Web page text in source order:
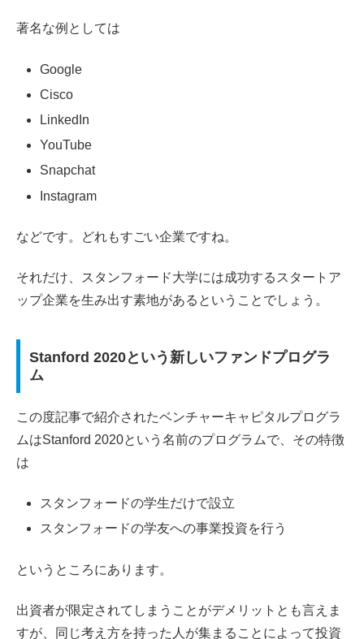
著名な例としては
Google
Cisco
LinkedIn
YouTube
Snapchat
Instagram
などです。どれもすごい企業ですね。
それだけ、スタンフォード大学には成功するスタートア
ップ企業を生み出す素地があるということでしょう。
Stanford 2020という新しいファンドプログラ
ム
この度記事で紹介されたベンチャーキャピタルプログラ
ムはStanford 2020という名前のプログラムで、その特徴
は
スタンフォードの学生だけで設立
スタンフォードの学友への事業投資を行う
というところにあります。
出資者が限定されてしまうことがデメリットとも言えま
すが、同じ考え方を持った人が集まることによって投資